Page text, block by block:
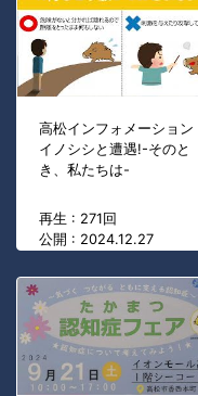
高松インフォメーション
イノシシと遭遇!-そのと
き、私たちは-
再生 : 271回
公開 : 2024.12.27